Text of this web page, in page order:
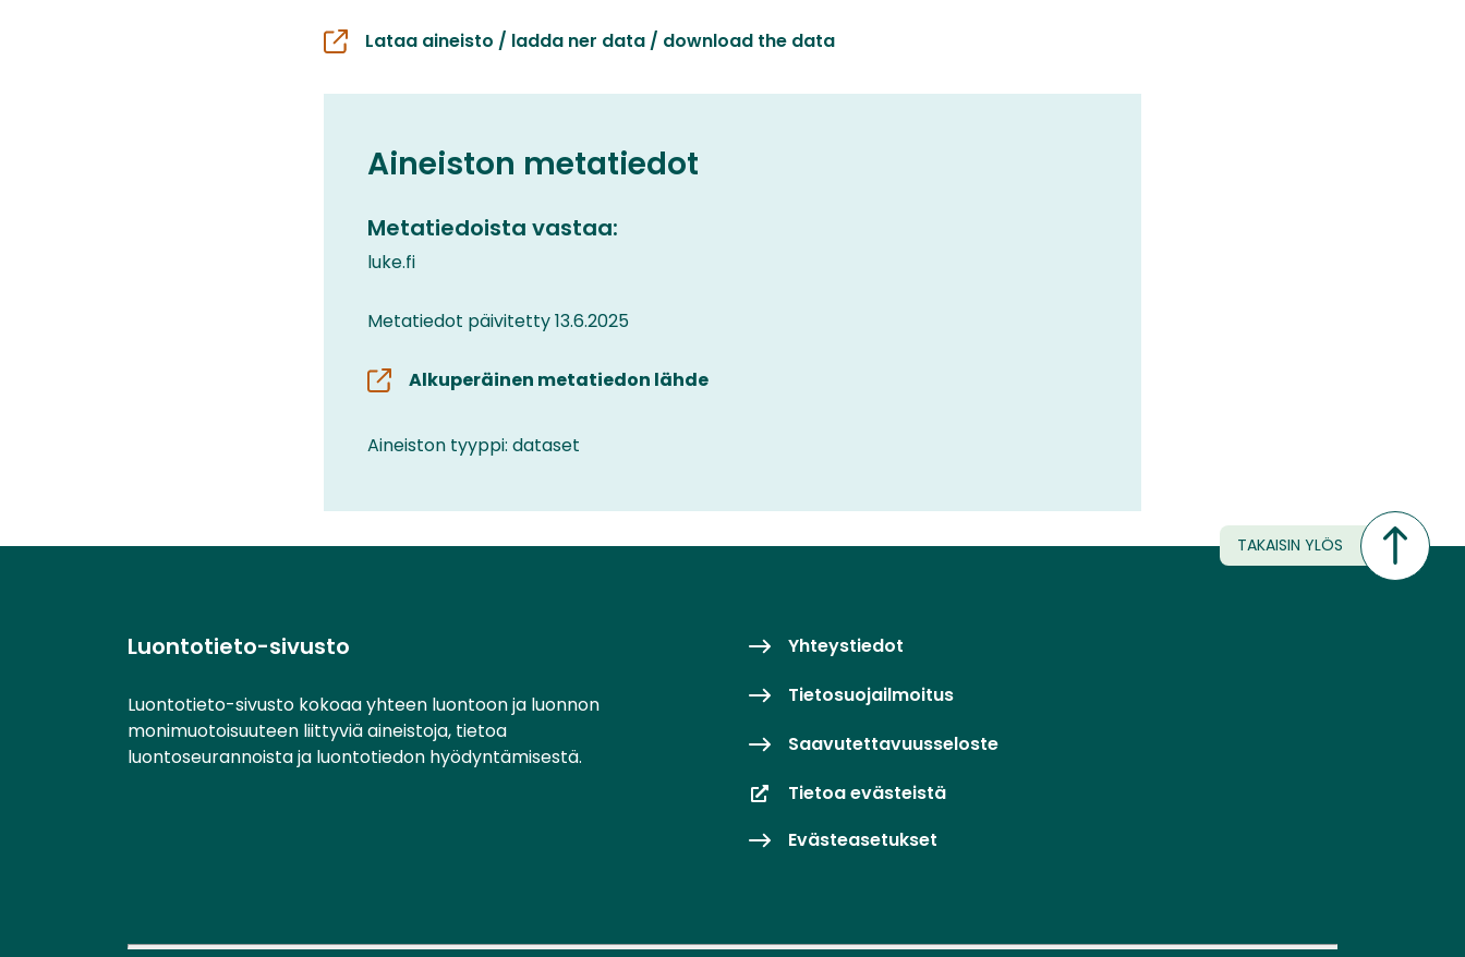
Lataa aineisto / ladda ner data / download the data
Aineiston metatiedot
Metatiedoista vastaa:
luke.fi
Metatiedot päivitetty 13.6.2025
Alkuperäinen metatiedon lähde
Aineiston tyyppi: dataset
TAKAISIN YLÖS
Luontotieto-sivusto
Luontotieto-sivusto kokoaa yhteen luontoon ja luonnon
monimuotoisuuteen liittyviä aineistoja, tietoa
luontoseurannoista ja luontotiedon hyödyntämisestä.
Yhteystiedot
Tietosuojailmoitus
Saavutettavuusseloste
Tietoa evästeistä
Evästeasetukset